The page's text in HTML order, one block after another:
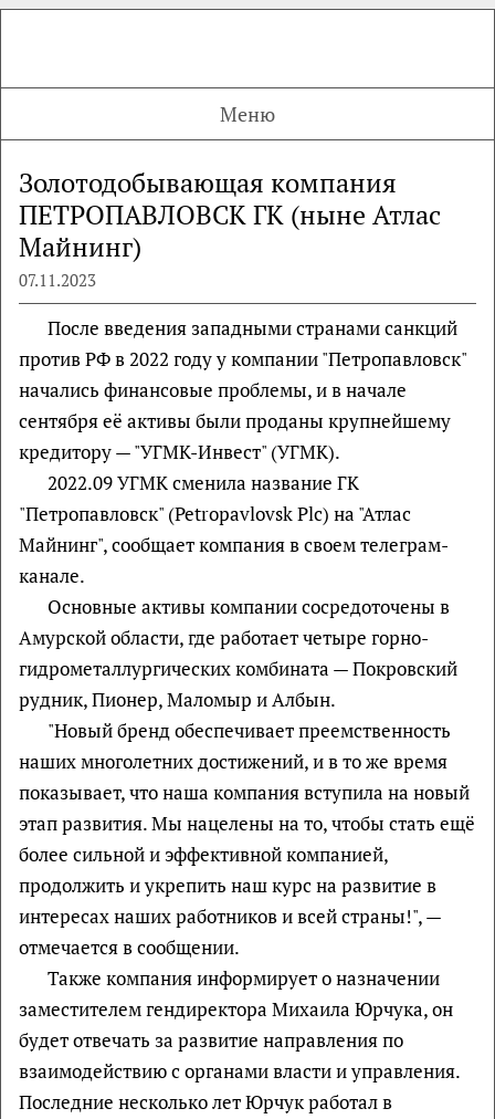
Меню
Золотодобывающая компания
ПЕТРОПАВЛОВСК ГК (ныне Атлас
Майнинг)
07.11.2023
После введения западными странами санкций
против РФ в 2022 году у компании "Петропавловск"
начались финансовые проблемы, и в начале
сентября её активы были проданы крупнейшему
кредитору — "УГМК-Инвест" (УГМК).
2022.09 УГМК сменила название ГК
"Петропавловск" (Petropavlovsk Plc) на "Атлас
Майнинг", сообщает компания в своем телеграм-
канале.
Основные активы компании сосредоточены в
Амурской области, где работает четыре горно-
гидрометаллургических комбината — Покровский
рудник, Пионер, Маломыр и Албын.
"Новый бренд обеспечивает преемственность
наших многолетних достижений, и в то же время
показывает, что наша компания вступила на новый
этап развития. Мы нацелены на то, чтобы стать ещё
более сильной и эффективной компанией,
продолжить и укрепить наш курс на развитие в
интересах наших работников и всей страны!", —
отмечается в сообщении.
Также компания информирует о назначении
заместителем гендиректора Михаила Юрчука, он
будет отвечать за развитие направления по
взаимодействию с органами власти и управления.
Последние несколько лет Юрчук работал в